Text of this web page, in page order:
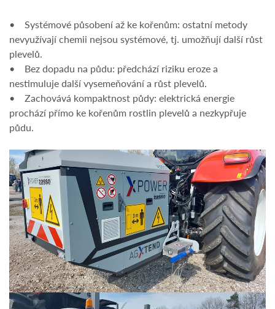
• Systémové působení až ke kořenům: ostatní metody
nevyužívají chemii nejsou systémové, tj. umožňují další růst
plevelů.
• Bez dopadu na půdu: předchází riziku eroze a
nestimuluje další vysemeňování a růst plevelů.
• Zachovává kompaktnost půdy: elektrická energie
prochází přímo ke kořenům rostlin plevelů a nezkypřuje
půdu.